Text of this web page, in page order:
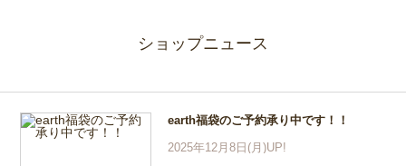
ショップニュース
earth福袋のご予約承り中です！！
2025年12月8日(月)UP!